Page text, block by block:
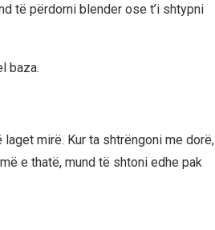
të përdorni blender ose t’i shtypni
baza.
mirë. Kur ta shtrëngoni me dorë,
e thatë, mund të shtoni edhe pak